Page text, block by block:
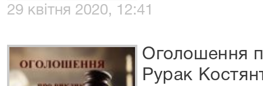
29 квітня 2020, 12:41
Оголошення
Рурак